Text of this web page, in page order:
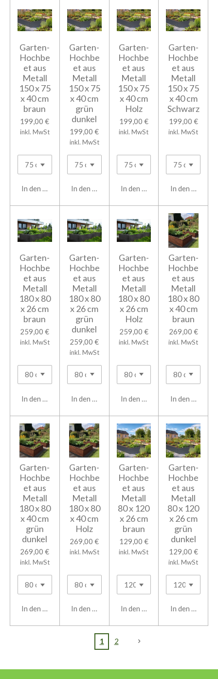
Garten-
Hochbe
et aus
Metall
150 x 75
x 40 cm
braun
199,00 €
inkl. MwSt
In den Warenkorb
Garten-
Hochbe
et aus
Metall
150 x 75
x 40 cm
grün
dunkel
199,00 €
inkl. MwSt
In den Warenkorb
Garten-
Hochbe
et aus
Metall
150 x 75
x 40 cm
Holz
199,00 €
inkl. MwSt
In den Warenkorb
Garten-
Hochbe
et aus
Metall
150 x 75
x 40 cm
Schwarz
199,00 €
inkl. MwSt
In den
Garten-
Hochbe
et aus
Metall
180 x 80
x 26 cm
braun
259,00 €
inkl. MwSt
In den Warenkorb
Garten-
Hochbe
et aus
Metall
180 x 80
x 26 cm
grün
dunkel
259,00 €
inkl. MwSt
In den Warenkorb
Garten-
Hochbe
et aus
Metall
180 x 80
x 26 cm
Holz
259,00 €
inkl. MwSt
In den Warenkorb
Garten-
Hochbe
et aus
Metall
180 x 80
x 40 cm
braun
269,00 €
inkl. MwSt
In den
Garten-
Hochbe
et aus
Metall
180 x 80
x 40 cm
grün
dunkel
269,00 €
inkl. MwSt
In den Warenkorb
Garten-
Hochbe
et aus
Metall
180 x 80
x 40 cm
Holz
269,00 €
inkl. MwSt
In den Warenkorb
Garten-
Hochbe
et aus
Metall
80 x 120
x 26 cm
braun
129,00 €
inkl. MwSt
In den Warenkorb
Garten-
Hochbe
et aus
Metall
80 x 120
x 26 cm
grün
dunkel
129,00 €
inkl. MwSt
In den
1 2